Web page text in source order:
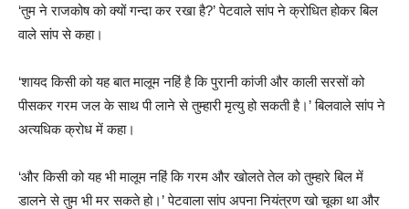
‘तुम ने राजकोष को क्यों गन्दा कर रखा है?’ पेटवाले सांप ने क्रोधित होकर बिल
वाले सांप से कहा।
‘शायद किसी को यह बात मालूम नहिं है कि पुरानी कांजी और काली सरसों को
पीसकर गरम जल के साथ पी लाने से तुम्हारी मृत्यु हो सकती है।’ बिलवाले सांप ने
अत्यधिक क्रोध में कहा।
‘और किसी को यह भी मालूम नहिं कि गरम और खोलते तेल को तुम्हारे बिल में
डालने से तुम भी मर सकते हो।’ पेटवाला सांप अपना नियंत्रण खो चूका था और